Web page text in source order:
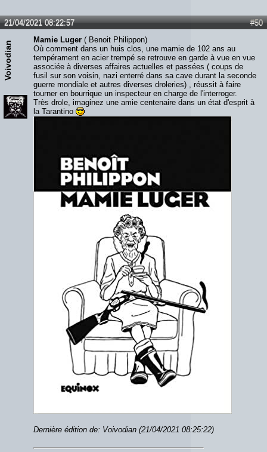
#50
21/04/2021 08:22:57
Voivodian
Mamie Luger ( Benoit Philippon)
Où comment dans un huis clos, une mamie de 102 ans au
tempérament en acier trempé se retrouve en garde à vue en vue
associée à diverses affaires actuelles et passées ( coups de
fusil sur son voisin, nazi enterré dans sa cave durant la seconde
guerre mondiale et autres diverses droleries) , réussit à faire
tourner en bourrique un inspecteur en charge de l'interroger.
Très drole, imaginez une amie centenaire dans un état d'esprit à
la Tarantino
Dernière édition de: Voivodian (21/04/2021 08:25:22)